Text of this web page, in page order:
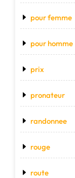
pour femme
pour homme
prix
pronateur
randonnee
rouge
route